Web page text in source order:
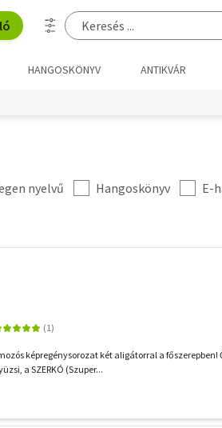
HANGOSKÖNYV ANTIKVÁR
nyelvű Hangoskönyv E-
képregénysorozat két aligátorral a főszerepben!
a SZERKÓ (Szuper...